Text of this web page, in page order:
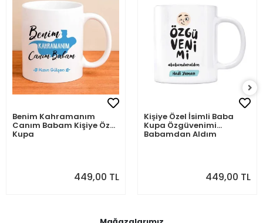
Benim Kahramanım
Canım Babam Kişiye Özel
Kupa
449,00 TL
Kişiye Özel İsimli Baba
Kupa Özgüvenimi
Babamdan Aldım
449,00 TL